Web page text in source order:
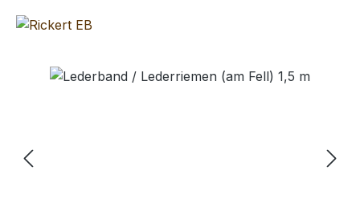
Bildergalerie überspringen